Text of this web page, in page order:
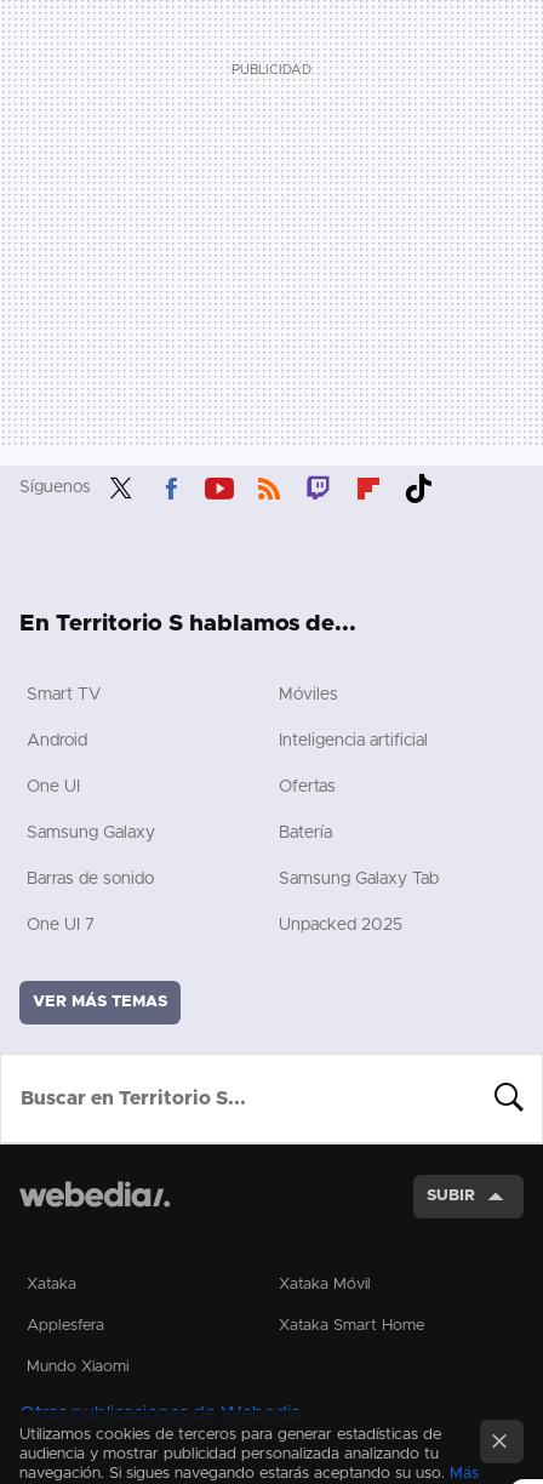
Síguenos
En Territorio S hablamos de...
Smart TV Móviles
Android Inteligencia artificial
One UI Ofertas
Samsung Galaxy Batería
Barras de sonido Samsung Galaxy Tab
One UI 7 Unpacked 2025
VER MÁS TEMAS
SUBIR
Xataka Xataka Móvil
Applesfera Xataka Smart Home
Mundo Xiaomi
Otras publicaciones de Webedia
Utilizamos cookies de terceros para generar estadísticas de
audiencia y mostrar publicidad personalizada analizando tu
navegación. Si sigues navegando estarás aceptando su uso. Más